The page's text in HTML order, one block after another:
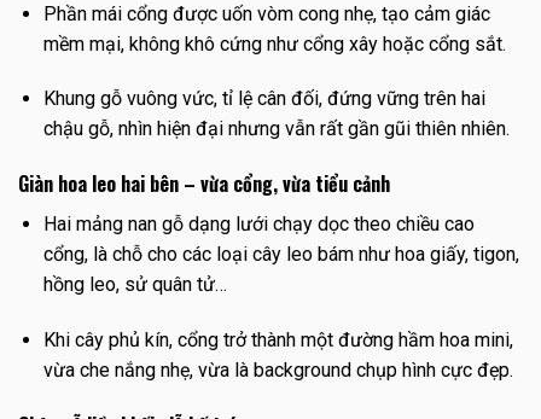
Phần mái cổng được uốn vòm cong nhẹ, tạo cảm giác
mềm mại, không khô cứng như cổng xây hoặc cổng sắt.
Khung gỗ vuông vức, tỉ lệ cân đối, đứng vững trên hai
chậu gỗ, nhìn hiện đại nhưng vẫn rất gần gũi thiên nhiên.
Giàn hoa leo hai bên – vừa cổng, vừa tiểu cảnh
Hai mảng nan gỗ dạng lưới chạy dọc theo chiều cao
cổng, là chỗ cho các loại cây leo bám như hoa giấy, tigon,
hồng leo, sử quân tử…
Khi cây phủ kín, cổng trở thành một đường hầm hoa mini,
vừa che nắng nhẹ, vừa là background chụp hình cực đẹp.